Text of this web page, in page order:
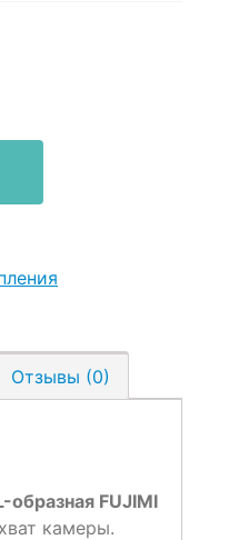
Отзывы (0)
образная FUJIMI
камеры.